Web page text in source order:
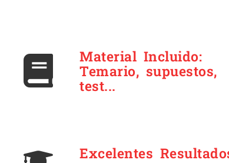
Material Incluido:
Temario, supuestos,
test...
Excelentes